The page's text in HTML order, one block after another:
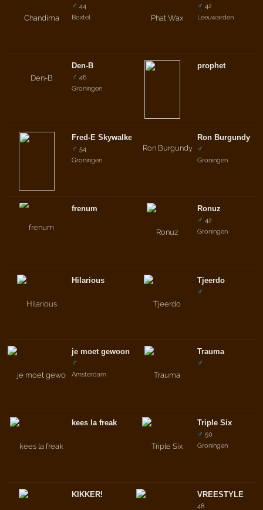
♂ 44
Boxtel
Den-B
♂ 46
Groningen
Fred-E Skywalker
♂ 54
Groningen
frenum
Hilarious
je moet gewoon hakkuh
♂
Amsterdam
kees la freak
KIKKER!
♂ 42
Leeuwarden
prophet
Ron Burgundy
♂
Groningen
Ronuz
♂ 42
Groningen
Tjeerdo
♂
Trauma
♂
Triple Six
♂ 50
Groningen
VREESTYLE
48